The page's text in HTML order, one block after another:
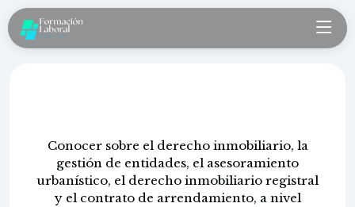
Conocer sobre el derecho inmobiliario, la
gestión de entidades, el asesoramiento
urbanístico, el derecho inmobiliario registral
y el contrato de arrendamiento, a nivel